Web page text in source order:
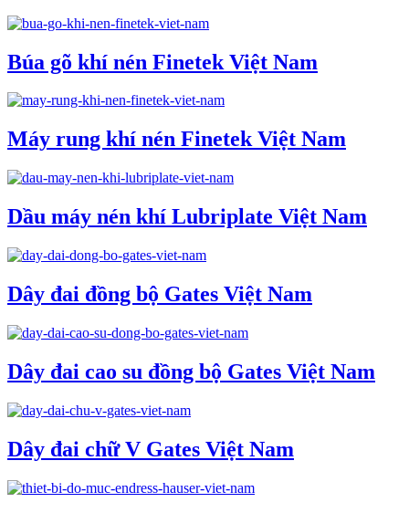
Búa gõ khí nén Finetek Việt Nam
Máy rung khí nén Finetek Việt Nam
Dầu máy nén khí Lubriplate Việt Nam
Dây đai đồng bộ Gates Việt Nam
Dây đai cao su đồng bộ Gates Việt Nam
Dây đai chữ V Gates Việt Nam